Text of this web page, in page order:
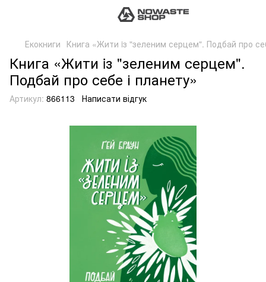
Екокниги Книга «Жити iз "зеленим серцем". Подбай про
Книга «Жити iз "зеленим серцем".
Подбай про себе і планету»
Артикул: 866113 Написати відгук